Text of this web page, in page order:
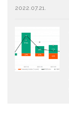
2022.07.21.